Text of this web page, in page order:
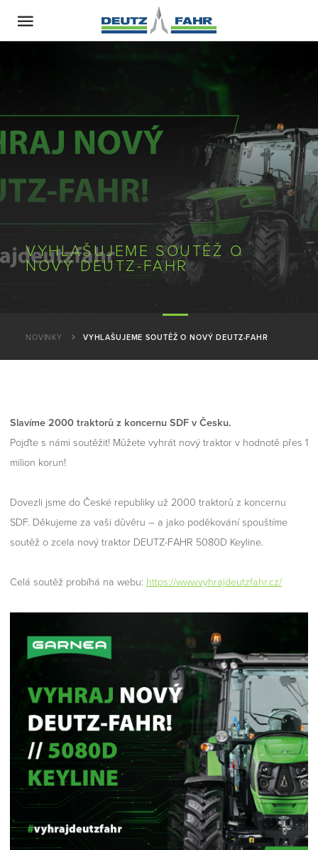
VYHLAŠUJEME SOUTĚŽ O
NOVÝ DEUTZ-FAHR
NOVINKY VYHLAŠUJEME SOUTĚŽ O NOVÝ DEUTZ-FAHR
Slavíme 2000 traktorů z koncernu SDF v Česku.
Pojďte s námi soutěžit! Můžete vyhrát nový traktor v hodnotě přes 1
milion korun!
​​Dovezli jsme do České republiky už 2000 traktorů z koncernu
SDF. Děkujeme za vaši důvěru – a jako poděkování spouštíme
soutěž o zcela nový traktor DEUTZ-FAHR 5080D Keyline.
Celá soutěž probíhá na webu: https://www.vyhrajdeutzfahr.cz/